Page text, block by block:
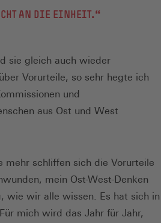
AN DIE EINHEIT.“
sie gleich auch wieder
Vorurteile, so sehr hegte ich
und
aus Ost und West
mehr schliffen sich die Vorurteile
mein Ost-West-Denken
wie wir alle wissen. Es hat sich in
mich wird das Jahr für Jahr,